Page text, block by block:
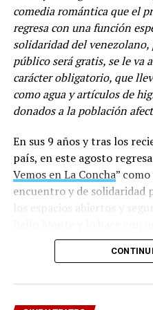
PANDA PLAN 2: Estreno
nacional el próximo 21 de
comedia romántica que el
regresa con una función
solidaridad del
público será gratis, se le va
carácter obligatorio, que
como agua y artículos de
donados a la población
En sus 9 años y tras los
país, en este agosto
Vemos en La Concha”
encuentro y de solidaridad
los espacios abiertos y
más laureados de los
romántica
“Escenas de la